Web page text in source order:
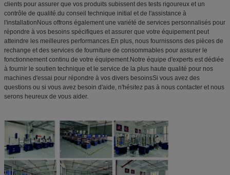
clients pour assurer que vos produits subissent des tests rigoureux et un
contrôle de qualité.du conseil technique initial et de l'assistance à
l'installationNous offrons également une variété de services personnalisés pour
répondre à vos besoins spécifiques et assurer que votre équipement peut
atteindre les meilleures performances.En plus, nous fournissons des pièces de
rechange et des services de fourniture de consommables pour assurer le
fonctionnement continu de votre équipement.Notre équipe d'experts est dédiée
à fournir le soutien technique et le service de la plus haute qualité pour nos
machines d'essai pour répondre à vos divers besoinsSi vous avez des
questions ou si vous avez besoin d'aide, n'hésitez pas à nous contacter et nous
serons heureux de vous aider.